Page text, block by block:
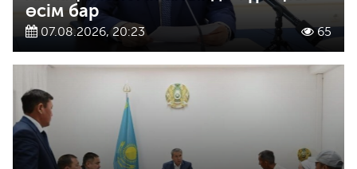
өсім бар
07.08.2026, 20:23 65